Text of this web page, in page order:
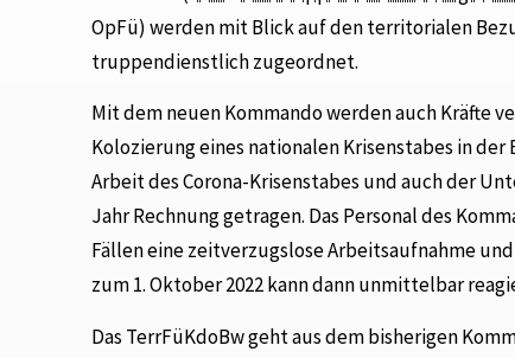
OpFü) werden mit Blick auf den territorialen
truppendienstlich zugeordnet.
Mit dem neuen Kommando werden auch Kräfte
Kolozierung eines nationalen Krisenstabes in
Arbeit des Corona-Krisenstabes und auch der
Jahr Rechnung getragen. Das Personal des
Fällen eine zeitverzugslose Arbeitsaufnahme
zum 1. Oktober 2022 kann dann unmittelbar
Das TerrFüKdoBw geht aus dem bisherigen